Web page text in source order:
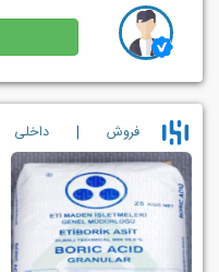
فروش | داخلي